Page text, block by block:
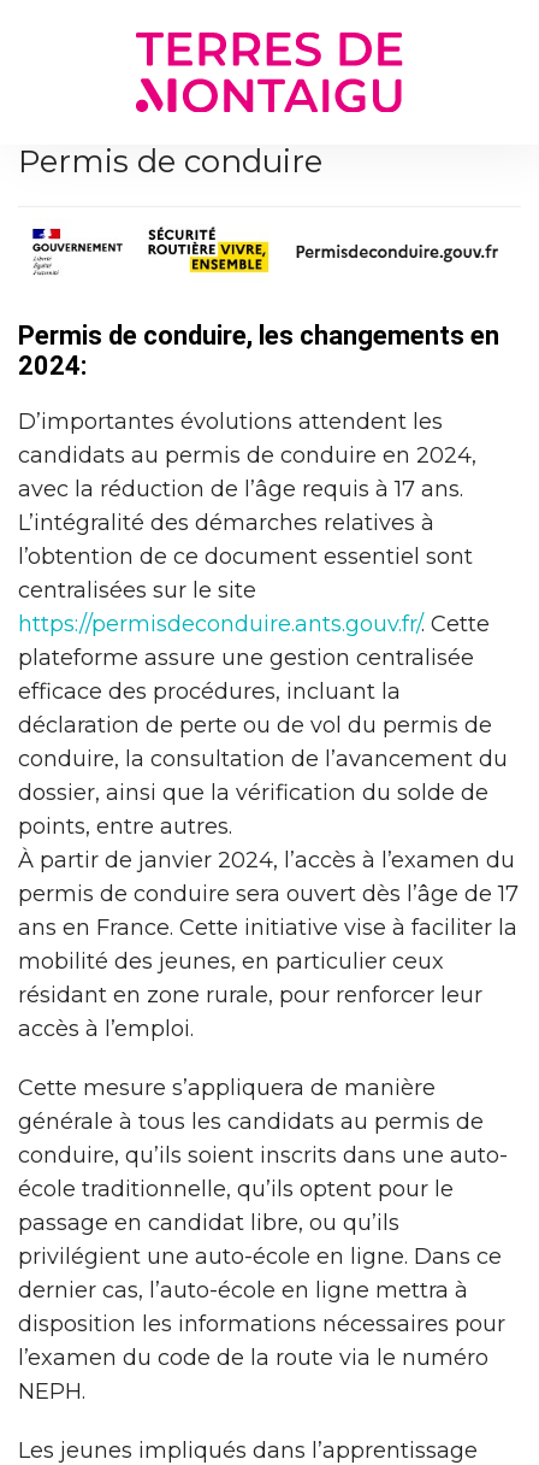
Permis de conduire
Permis de conduire, les changements en
2024:
D’importantes évolutions attendent les
candidats au permis de conduire en 2024,
avec la réduction de l’âge requis à 17 ans.
L’intégralité des démarches relatives à
l’obtention de ce document essentiel sont
centralisées sur le site
https://permisdeconduire.ants.gouv.fr/. Cette
plateforme assure une gestion centralisée
efficace des procédures, incluant la
déclaration de perte ou de vol du permis de
conduire, la consultation de l’avancement du
dossier, ainsi que la vérification du solde de
points, entre autres.
À partir de janvier 2024, l’accès à l’examen du
permis de conduire sera ouvert dès l’âge de 17
ans en France. Cette initiative vise à faciliter la
mobilité des jeunes, en particulier ceux
résidant en zone rurale, pour renforcer leur
accès à l’emploi.
Cette mesure s’appliquera de manière
générale à tous les candidats au permis de
conduire, qu’ils soient inscrits dans une auto-
école traditionnelle, qu’ils optent pour le
passage en candidat libre, ou qu’ils
privilégient une auto-école en ligne. Dans ce
dernier cas, l’auto-école en ligne mettra à
disposition les informations nécessaires pour
l’examen du code de la route via le numéro
NEPH.
Les jeunes impliqués dans l’apprentissage